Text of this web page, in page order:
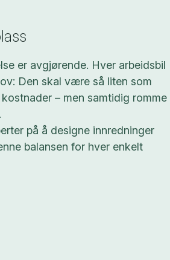
er avgjørende. Hver arbeidsbil
Den skal være så liten som
– men samtidig romme
på å designe innredninger
balansen for hver enkelt